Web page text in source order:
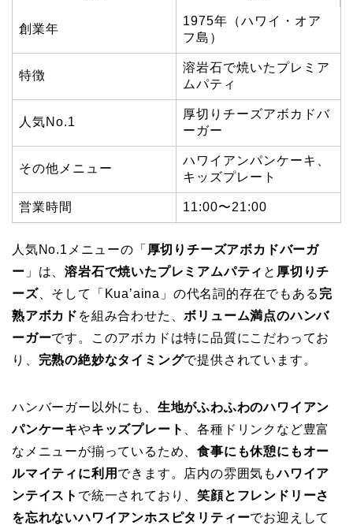
創業年
1975年（ハワイ・オア
フ島）
特徴
溶岩石で焼いたプレミア
ムパティ
人気No.1
厚切りチーズアボカドバ
ーガー
その他メニュー
ハワイアンパンケーキ、
キッズプレート
営業時間 11:00〜21:00
人気No.1メニューの「 厚切りチーズアボカドバーガ
ー 」は、溶岩石で焼いたプレミアムパティ と 厚切りチ
ーズ、そして「Kua’aina」の代名詞的存在でもある 完
熟アボカド を組み合わせた、ボリューム満点のハンバ
ーガーです。このアボカドは特に品質にこだわってお
り、 完熟の絶妙なタイミングで提供されています。
ハンバーガー以外にも、 生地がふわふわのハワイアン
パンケーキやキッズプレート
、各種ドリンクなど豊富
なメニューが揃っているため、食事にも休憩にもオー
ルマイティに利用 できます。店内の雰囲気もハワイア
ンテイスト で統一されており、笑顔とフレンドリーさ
を忘れないハワイアンホスピタリティーでお迎えして